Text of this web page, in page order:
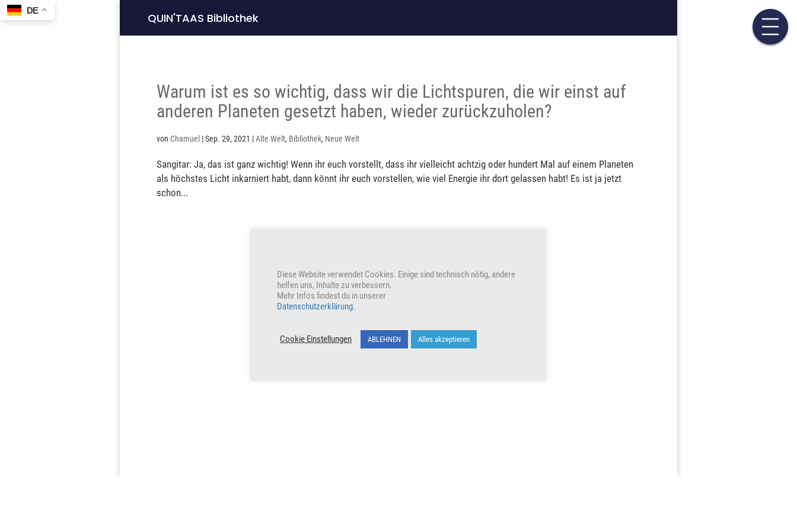
QUIN'TAAS Bibliothek
Warum ist es so wichtig, dass wir die Lichtspuren, die wir einst auf
anderen Planeten gesetzt haben, wieder zurückzuholen?
von Chamuel |Sep. 29, 2021 |Alte Welt, Bibliothek, Neue Welt
Sangitar: Ja, das ist ganz wichtig! Wenn ihr euch vorstellt, dass ihr vielleicht achtzig oder hundert Mal auf einem Planeten
als höchstes Licht inkarniert habt, dann könnt ihr euch vorstellen, wie viel Energie ihr dort gelassen habt! Es ist ja jetzt
schon...
Diese Website verwendet Cookies. Einige sind technisch nötig, andere
helfen uns, Inhalte zu verbessern.
Mehr Infos findest du in unserer
Datenschutzerklärung.
Cookie Einstellungen ABLEHNEN Alles akzeptieren
DE